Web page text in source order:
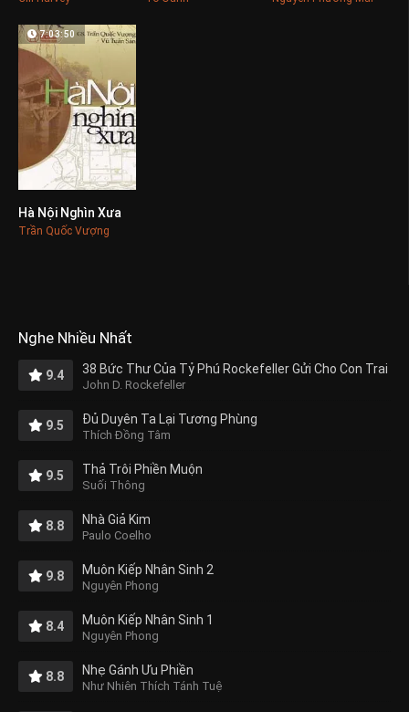
7:03:50
Hà Nội Nghìn Xưa
Trần Quốc Vượng
Nghe Nhiều Nhất
9.4 38 Bức Thư Của Tỷ Phú Rockefeller Gửi Cho Con Trai
John D. Rockefeller
9.5 Đủ Duyên Ta Lại Tương Phùng
Thích Đồng Tâm
9.5 Thả Trôi Phiền Muộn
Suối Thông
8.8 Nhà Giả Kim
Paulo Coelho
9.8 Muôn Kiếp Nhân Sinh 2
Nguyên Phong
8.4 Muôn Kiếp Nhân Sinh 1
Nguyên Phong
8.8 Nhẹ Gánh Ưu Phiền
Như Nhiên Thích Tánh Tuệ